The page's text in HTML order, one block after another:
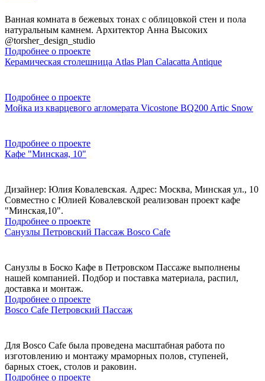
Ванная комната в бежевых тонах с облицовкой стен и пола
натуральным камнем. Архитектор Анна Высоких
@torsher_design_studio
Подробнее о проекте
Керамическая столешница Atlas Plan Calacatta Antique
Подробнее о проекте
Мойка из кварцевого агломерата Vicostone BQ200 Artic Snow
Подробнее о проекте
Кафе "Минская, 10"
Дизайнер: Юлия Ковалевская. Адрес: Москва, Минская ул., 10
Совместно с Юлией Ковалевской реализован проект кафе
"Минская,10".
Подробнее о проекте
Санузлы Петровский Пассаж Bosco Cafe
Санузлы в Боско Кафе в Петровском Пассаже выполнены
нашей компанией. Подбор и поставка материала, распил,
доставка и монтаж.
Подробнее о проекте
Bosco Cafe Петровский Пассаж
Для Bosco Cafe была проведена масштабная работа по
изготовлению и монтажу мраморных полов, ступеней,
барных стоек, столов и раковин.
Подробнее о проекте